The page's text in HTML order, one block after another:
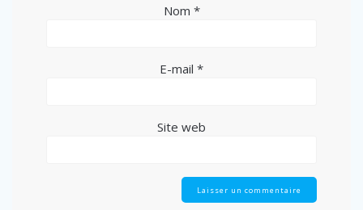
Nom *
E-mail *
Site web